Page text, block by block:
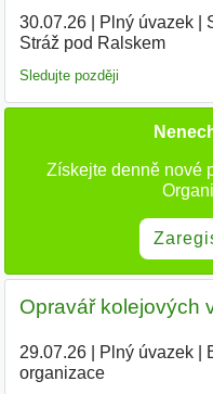
30.07.26| Plný úvazek|
Stráž pod Ralskem
Sledujte později
Získejte denně nové
Opravář kolejových
29.07.26| Plný úvazek|
organizace